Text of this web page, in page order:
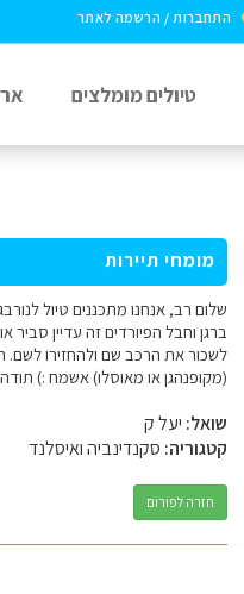
התחברות / הרשמה לאתר
טיולים מומלצים
מומחי תיירות
ברגן וחבל הפיורדים זה עדיין
לשכור את הרכב שם ולהחזירו לשם.
(מקופנהגן או מאוסלו) אשמח :)
שואל: יעל ק
קטגוריה: סקנדינביה ואיסלנד
חזרה לפורום